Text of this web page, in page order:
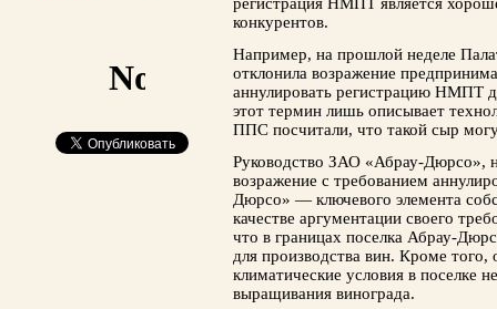
конкурентов.
Например, на прошлой неделе
отклонила возражение
аннулировать регистрацию НМПТ
этот термин лишь описывает
ППС посчитали, что такой сыр
Руководство ЗАО «Абрау-Дюрсо»,
возражение с требованием
Дюрсо» — ключевого элемента
качестве аргументации своего
что в границах поселка Абрау-
для производства вин. Кроме
климатические условия в поселке
выращивания винограда.